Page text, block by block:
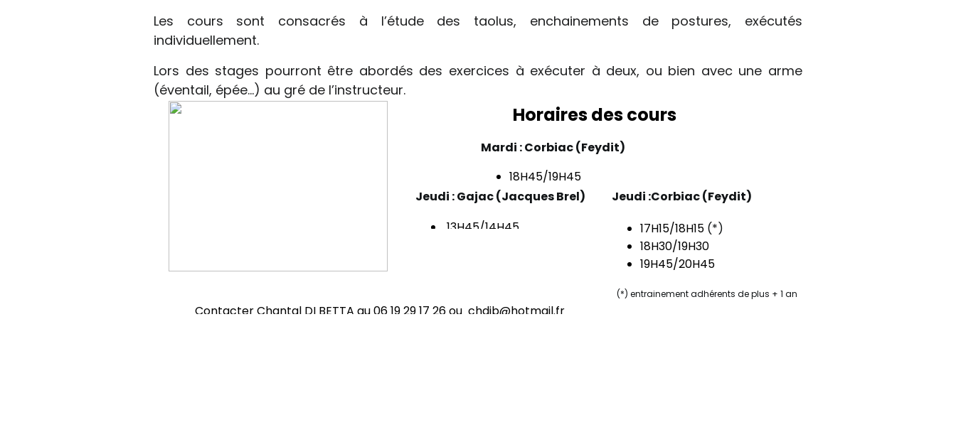
Les cours sont consacrés à l’étude des taolus, enchainements de postures, exécutés
individuellement.
Lors des stages pourront être abordés des exercices à exécuter à deux, ou bien avec une arme
(éventail, épée…) au gré de l’instructeur.
Horaires des cours
Mardi : Corbiac (Feydit)
18H45/19H45
Jeudi : Gajac (Jacques Brel)
13H45/14H45
Jeudi :Corbiac (Feydit)
17H15/18H15 (*)
18H30/19H30
19H45/20H45
(*) entrainement adhérents de plus + 1 an
Contacter Chantal DI BETTA au 06 19 29 17 26 ou chdib@hotmail.fr